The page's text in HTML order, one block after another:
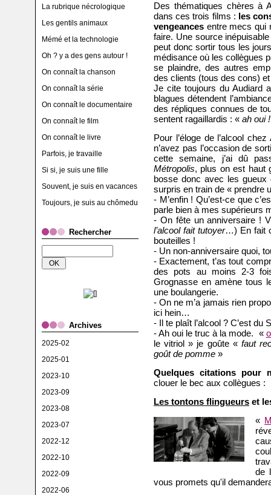
La rubrique nécrologique
Les gentils animaux
Mémé et la technologie
Oh ? y a des gens autour !
On connaît la chanson
On connaît la série
On connaît le documentaire
On connaît le film
On connaît le livre
Parfois, je travaille
Si si, je suis une fille
Souvent, je suis en vacances
Toujours, je suis au chômedu
Rechercher
Archives
2025-02
2025-01
2023-10
2023-09
2023-08
2023-07
2022-12
2022-10
2022-09
2022-06
Des thématiques chères à
dans ces trois films : les
vengeances entre mecs qui
faire. Une source
peut donc sortir tous les
médisance où les collègues
se plaindre, des autres
des clients (tous des cons)
Je cite toujours du Audiard
blagues détendent
des répliques connues de
sentent ragaillardis : « ah oui
Pour l’éloge de l’alcool
n’avez pas l’occasion de
cette semaine, j’ai dû
Métropolis, plus on est haut
bosse donc avec les
surpris en train de « prendre
- M’enfin ! Qu’est-ce que
parle bien à mes supérieurs
- On fête un anniversaire !
l’alcool fait tutoyer…) En fait
bouteilles !
- Un non-anniversaire quoi,
- Exactement, t’as tout
des pots au moins 2-3
Grognasse en amène tous
une boulangerie.
- On ne m’a jamais rien
ici hein…
- Il te plaît l’alcool ? C’est du
- Ah oui le truc à la mode. «
le vitriol » je goûte « faut
goût de pomme »
Quelques citations pour
clouer le bec aux collègues :
Les tontons flingueurs et
«
de
vous promets qu'il